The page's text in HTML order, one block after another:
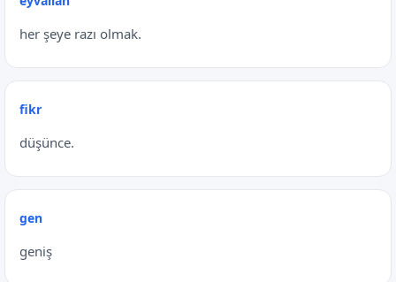
her şeye razı olmak.
fikr
düşünce.
gen
geniş